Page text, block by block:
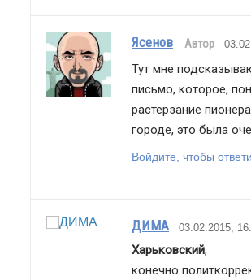
Ясенов Автор
Тут мне
письмо, которое,
растерзание
городе, это была
Войдите, чтобы
ДИМА 03.02.2015,
Харьковский,
конечно